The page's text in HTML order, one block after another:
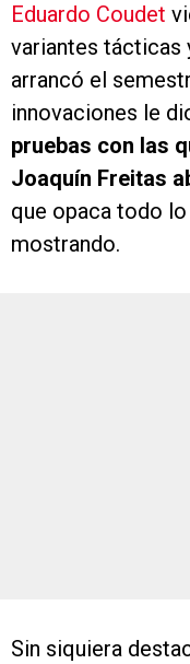
Eduardo Coudet
variantes tácticas
arrancó el
innovaciones le
pruebas con las
Joaquín Freitas
que opaca todo
mostrando.
Sin siquiera